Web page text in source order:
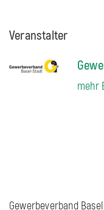
Veranstalter
mehr
Gewerbeverband